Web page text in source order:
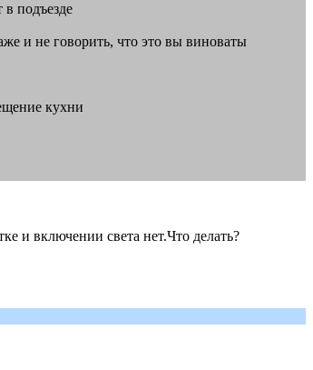
в подъезде
и не говорить, что это вы виноваты
кухни
и включении света нет.Что делать?